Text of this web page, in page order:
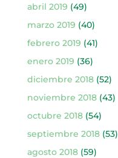
abril 2019 (49)
marzo 2019 (40)
febrero 2019 (41)
enero 2019 (36)
diciembre 2018(52)
noviembre 2018(43)
octubre 2018(54)
septiembre 2018(53)
agosto 2018(59)